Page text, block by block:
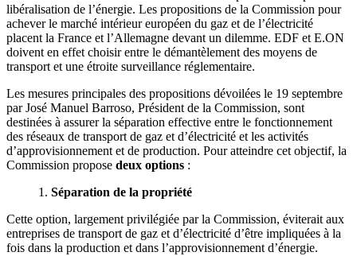
libéralisation de l’énergie. Les propositions de la Commission pour
achever le marché intérieur européen du gaz et de l’électricité
placent la France et l’Allemagne devant un dilemme. EDF et E.ON
doivent en effet choisir entre le démantèlement des moyens de
transport et une étroite surveillance réglementaire.
Les mesures principales des propositions dévoilées le 19 septembre
par José Manuel Barroso, Président de la Commission, sont
destinées à assurer la séparation effective entre le fonctionnement
des réseaux de transport de gaz et d’électricité et les activités
d’approvisionnement et de production. Pour atteindre cet objectif, la
Commission propose deux options :
1. Séparation de la propriété
Cette option, largement privilégiée par la Commission, éviterait aux
entreprises de transport de gaz et d’électricité d’être impliquées à la
fois dans la production et dans l’approvisionnement d’énergie.